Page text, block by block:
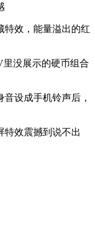
特效，能量溢出的红
没展示的硬币组合
设成手机铃声后，
特效震撼到说不出